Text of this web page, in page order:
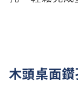
木頭桌面